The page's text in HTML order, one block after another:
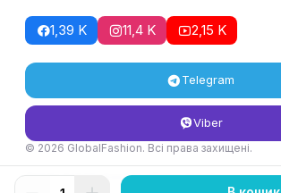
1,39 K 11,4 K 2,15 K
Telegram
Viber
© 2026 GlobalFashion. Всі права захищені.
Умови повернення та обміну товару